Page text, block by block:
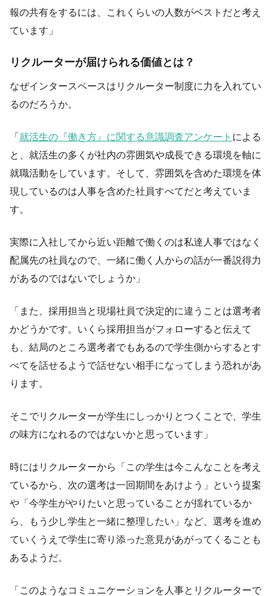
報の共有をするには、これくらいの人数がベストだと考え
ています」
リクルーターが届けられる価値とは？
なぜインタースペースはリクルーター制度に力を入れてい
るのだろうか。
「 就活生の『働き方』に関する意識調査アンケート による
と、就活生の多くが社内の雰囲気や成長できる環境を軸に
就職活動をしています。そして、雰囲気を含めた環境を体
現しているのは人事を含めた社員すべてだと考えていま
す。
実際に入社してから近い距離で働くのは私達人事ではなく
配属先の社員なので、一緒に働く人からの話が一番説得力
があるのではないでしょうか」
「また、採用担当と現場社員で決定的に違うことは選考者
かどうかです。いくら採用担当がフォローすると伝えて
も、結局のところ選考者でもあるので学生側からするとす
べてを話せるようで話せない相手になってしまう恐れがあ
ります。
そこでリクルーターが学生にしっかりとつくことで、学生
の味方になれるのではないかと思っています」
時にはリクルーターから「この学生は今こんなことを考え
ているから、次の選考は一回期間をあけよう」という提案
や「今学生がやりたいと思っていることが揺れているか
ら、もう少し学生と一緒に整理したい」など、選考を進め
ていくうえで学生に寄り添った意見があがってくることも
あるようだ。
「このようなコミュニケーションを人事とリクルーターで